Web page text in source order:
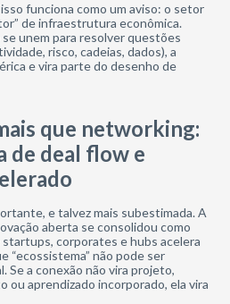
funciona como um aviso: o setor
de infraestrutura econômica.
unem para resolver questões
risco, cadeias, dados), a
e vira parte do desenho de
que networking:
de deal flow e
e talvez mais subestimada. A
aberta se consolidou como
corporates e hubs acelera
“ecossistema” não pode ser
Se a conexão não vira projeto,
ou aprendizado incorporado, ela vira